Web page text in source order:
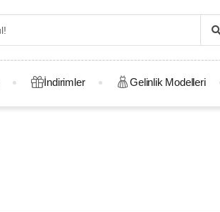
İndirimler Gelinlik Modelleri